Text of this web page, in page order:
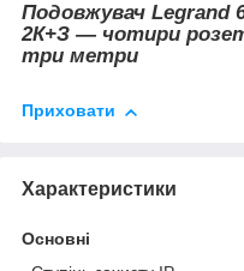
Подовжувач Legrand
2К+З — чотири
три метри
Приховати
Характеристики
Основні